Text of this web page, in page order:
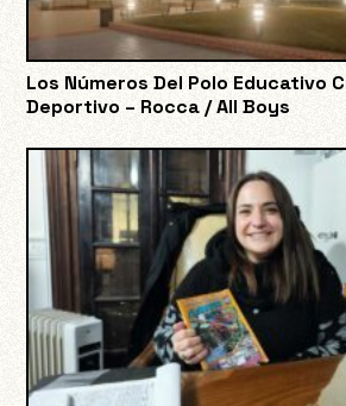
Los Números Del Polo Educativo
Deportivo – Rocca / All Boys